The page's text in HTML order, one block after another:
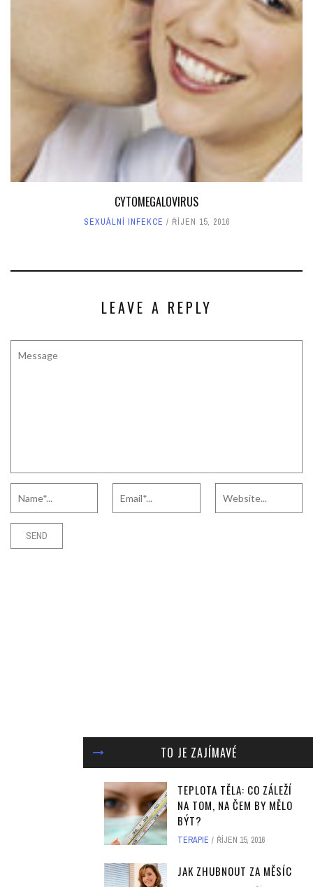
CYTOMEGALOVIRUS
SEXUÁLNÍ INFEKCE ŘÍJEN 15, 2016
LEAVE A REPLY
TO JE ZAJÍMAVÉ
TEPLOTA TĚLA: CO ZÁLEŽÍ
NA TOM, NA ČEM BY MĚLO
BÝT?
TERAPIE ŘÍJEN 15, 2016
JAK ZHUBNOUT ZA MĚSÍC